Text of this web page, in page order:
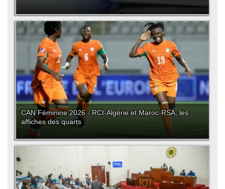
CAN Féminine 2026 - RCI-Algérie et Maroc-RSA, les
affiches des quarts